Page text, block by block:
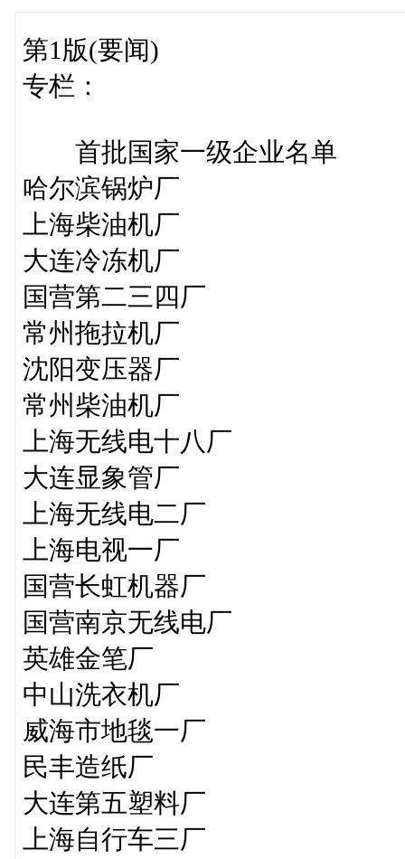
第1版(要闻)
专栏：
首批国家一级企业名单
哈尔滨锅炉厂
上海柴油机厂
大连冷冻机厂
国营第二三四厂
常州拖拉机厂
沈阳变压器厂
常州柴油机厂
上海无线电十八厂
大连显象管厂
上海无线电二厂
上海电视一厂
国营长虹机器厂
国营南京无线电厂
英雄金笔厂
中山洗衣机厂
威海市地毯一厂
民丰造纸厂
大连第五塑料厂
上海自行车三厂